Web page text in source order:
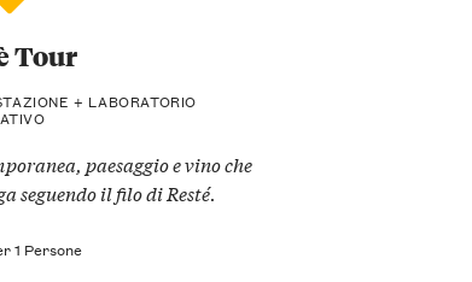
Tour
+ LABORATORIO
paesaggio e vino che
seguendo il filo di Resté.
1 Persone